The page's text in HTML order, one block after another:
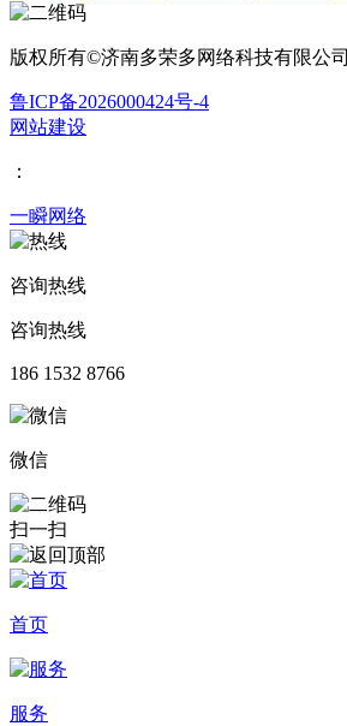
版权所有©济南多荣多网络科技有限公司
鲁ICP备2026000424号-4
网站建设
：
一瞬网络
咨询热线
咨询热线
186 1532 8766
微信
扫一扫
首页
服务